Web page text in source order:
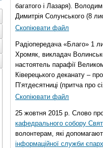
багатого і Лазаря).
Димитрія Солунського (8
Скопіювати файл
Радіопередача «Благо» 1
Хромяк, викладач
настоятель парафії
Ківерецького деканату –
П’ятдесятниці (притча про
Скопіювати файл
25 жовтня 2015 р. Слово
кафедрального собору
волонтерам, які
інформаційної служби